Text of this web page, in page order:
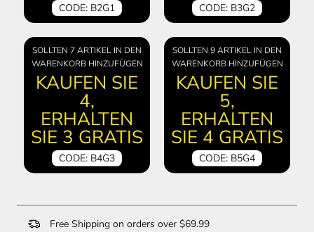
CODE: B2G1 CODE: B3G2
SOLLTEN 7 ARTIKEL IN DEN
WARENKORB HINZUFÜGEN
KAUFEN SIE
4,
ERHALTEN
SIE 3 GRATIS
CODE: B4G3
SOLLTEN 9 ARTIKEL IN DEN
WARENKORB HINZUFÜGEN
KAUFEN SIE
5,
ERHALTEN
SIE 4 GRATIS
CODE: B5G4
Free Shipping on orders over $69.99